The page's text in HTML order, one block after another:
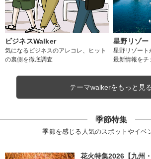
ビジネスWalker
気になるビジネスのアレコレ、ヒット
の裏側を徹底調査
星野リゾ
星野リゾート
最新情報をチ
テーマwalkerをもっと見る
季節特集
季節を感じる人気のスポットやイベ
花火特集2026【九州・